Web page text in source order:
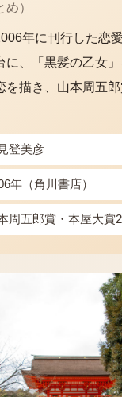
め）
年に刊行した恋
に、「黒髪の乙女」
を描き、山本周五
登美彦
年（角川書店）
周五郎賞・本屋大賞